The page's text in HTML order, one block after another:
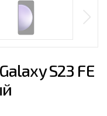
S23 FE